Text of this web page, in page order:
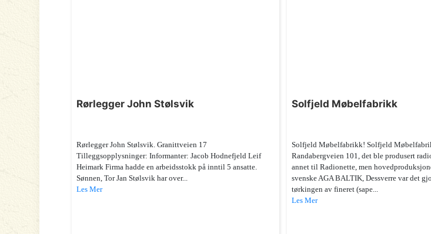
Rørlegger John Stølsvik
Rørlegger John Stølsvik. Granittveien 17
Tilleggsopplysninger: Informanter: Jacob Hodnefjeld Leif
Heimark Firma hadde en arbeidsstokk på inntil 5 ansatte.
Sønnen, Tor Jan Stølsvik har over...
Les Mer
Solfjeld Møbelfabrikk
Solfjeld Møbelfabrikk! Solfjeld
Randabergveien 101, det ble produsert
annet til Radionette, men
svenske AGA BALTIK, Dessverre var det
tørkingen av fineret (sape...
Les Mer